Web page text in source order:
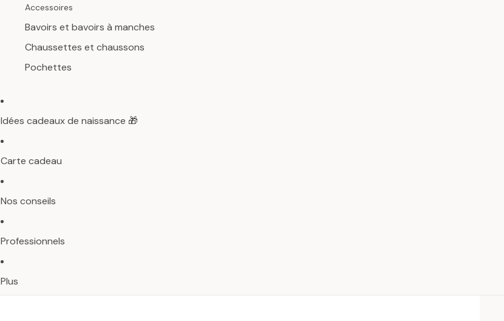
Accessoires
Bavoirs et bavoirs à manches
Chaussettes et chaussons
Pochettes
Idées cadeaux de naissance 🎁
Carte cadeau
Nos conseils
Professionnels
Plus